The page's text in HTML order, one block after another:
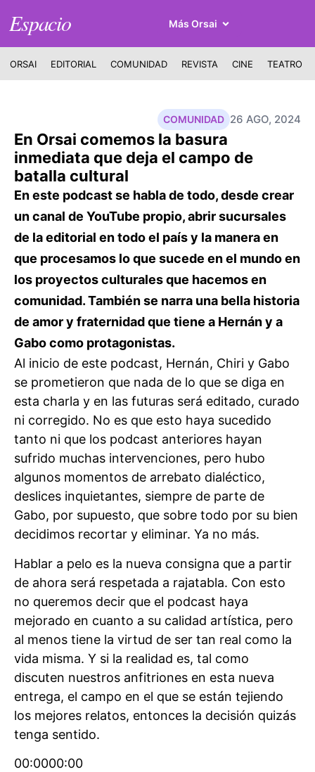
Espacio Más Orsai
ORSAI EDITORIAL COMUNIDAD REVISTA CINE TEATRO
26 AGO, 2024
COMUNIDAD
En Orsai comemos la basura
inmediata que deja el campo de
batalla cultural
En este podcast se habla de todo, desde crear
un canal de YouTube propio, abrir sucursales
de la editorial en todo el país y la manera en
que procesamos lo que sucede en el mundo en
los proyectos culturales que hacemos en
comunidad. También se narra una bella historia
de amor y fraternidad que tiene a Hernán y a
Gabo como protagonistas.
Al inicio de este podcast, Hernán, Chiri y Gabo
se prometieron que nada de lo que se diga en
esta charla y en las futuras será editado, curado
ni corregido. No es que esto haya sucedido
tanto ni que los podcast anteriores hayan
sufrido muchas intervenciones, pero hubo
algunos momentos de arrebato dialéctico,
deslices inquietantes, siempre de parte de
Gabo, por supuesto, que sobre todo por su bien
decidimos recortar y eliminar. Ya no más.
Hablar a pelo es la nueva consigna que a partir
de ahora será respetada a rajatabla. Con esto
no queremos decir que el podcast haya
mejorado en cuanto a su calidad artística, pero
al menos tiene la virtud de ser tan real como la
vida misma. Y si la realidad es, tal como
discuten nuestros anfitriones en esta nueva
entrega, el campo en el que se están tejiendo
los mejores relatos, entonces la decisión quizás
tenga sentido.
00:0000:00